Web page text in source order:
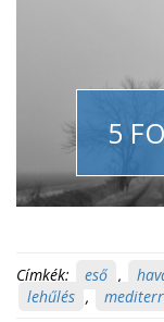
5
Címkék: eső ,
lehűlés ,